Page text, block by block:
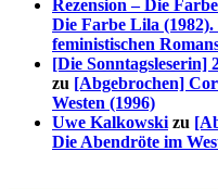
Rezension – Die
Die Farbe Lila (1982).
feministischen
[Die Sonntagsleserin]
zu [Abgebrochen]
Westen (1996)
Uwe Kalkowski zu
Die Abendröte im